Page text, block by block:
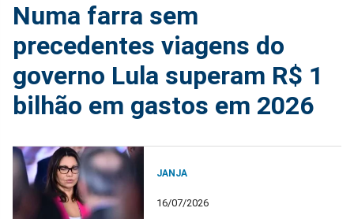
Numa farra sem
precedentes viagens do
governo Lula superam R$ 1
bilhão em gastos em 2026
JANJA
16/07/2026